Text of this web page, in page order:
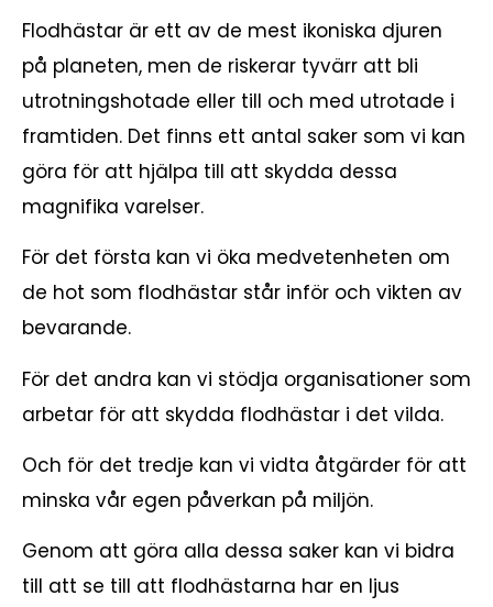
Flodhästar är ett av de mest ikoniska djuren
på planeten, men de riskerar tyvärr att bli
utrotningshotade eller till och med utrotade i
framtiden. Det finns ett antal saker som vi kan
göra för att hjälpa till att skydda dessa
magnifika varelser.
För det första kan vi öka medvetenheten om
de hot som flodhästar står inför och vikten av
bevarande.
För det andra kan vi stödja organisationer som
arbetar för att skydda flodhästar i det vilda.
Och för det tredje kan vi vidta åtgärder för att
minska vår egen påverkan på miljön.
Genom att göra alla dessa saker kan vi bidra
till att se till att flodhästarna har en ljus